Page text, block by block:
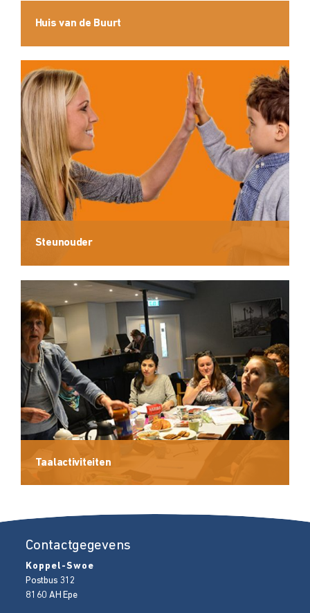
Huis van de Buurt
Steunouder
Taalactiviteiten
Contactgegevens
Koppel-Swoe
Postbus 312
8160 AH Epe